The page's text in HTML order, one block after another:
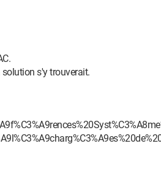
s'y trouverait.